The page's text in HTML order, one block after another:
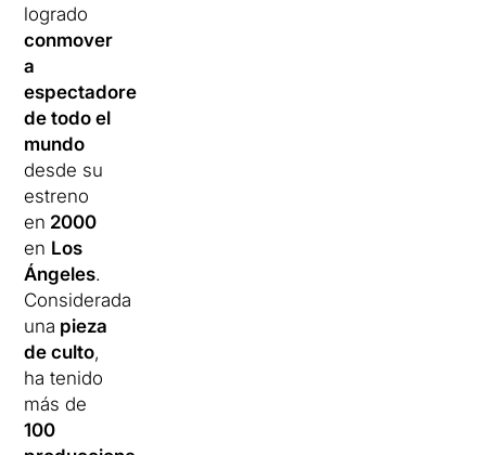
logrado
conmover
a
espectadores
de todo el
mundo
desde su
estreno
en 2000
en Los
Ángeles.
Considerada
una pieza
de culto,
ha tenido
más de
100